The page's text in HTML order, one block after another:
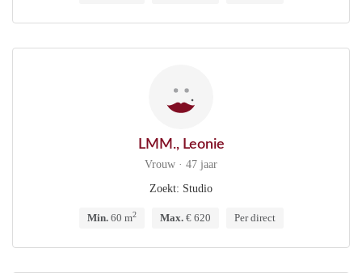
LMM., Leonie
Vrouw · 47 jaar
Zoekt: Studio
Min.60 m2 Max.€ 620 Per direct